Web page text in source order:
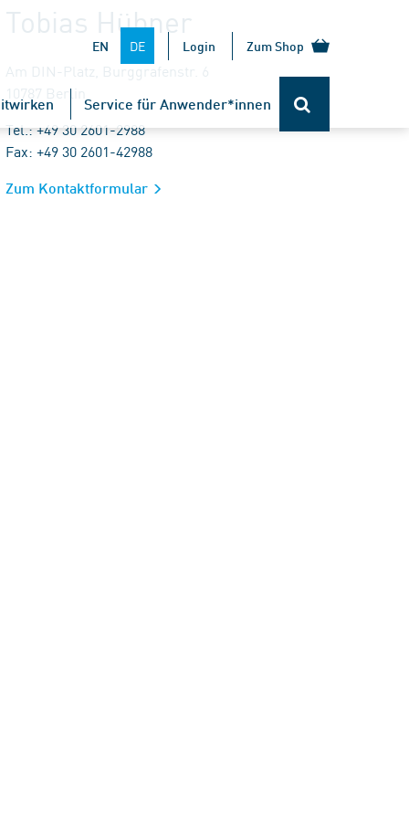
EN DE Login Zum Shop
Service für Anwender*innen
Tobias Hübner
Am DIN-Platz, Burggrafenstr. 6
10787 Berlin
Tel.: +49 30 2601-2988
Fax: +49 30 2601-42988
Zum Kontaktformular